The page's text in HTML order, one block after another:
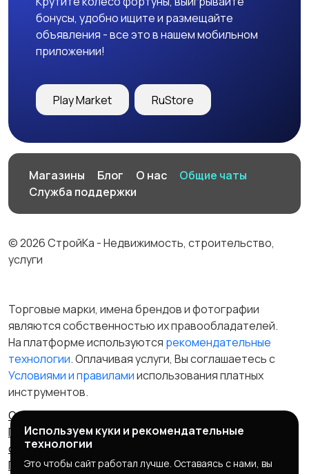
бонусы, удобно ищите и размещайте
объявления - все это в нашем мобильном
приложении!
Play Market RuStore
Магазины Блог О нас
Общие чаты
Служба поддержки
© 2026 СтройКа - Недвижимость, строительство,
услуги
Торговые марки, имена брендов и фотографии
являются собственностью их правообладателей.
На платформе используются рекомендательные
технологии. Оплачивая услуги, Вы соглашаетесь c
Условиями и правиламииспользования платных
инструментов.
Отказ от ответственности
Правила сервиса
Политика конфиденциальности
Пользовательское
соглашение
Запрещенные товары/услуги
Правообладателям
Партнерская программа
Используем куки и рекомендательные
технологии
Это чтобы сайт работал лучше. Оставаясь с нами, вы